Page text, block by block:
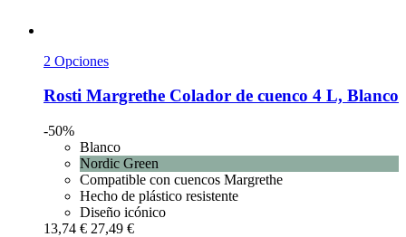
2 Opciones
Rosti Margrethe Colador de cuenco 4 L, Blanco
-50%
Blanco
Nordic Green
Compatible con cuencos Margrethe
Hecho de plástico resistente
Diseño icónico
13,74 € 27,49 €